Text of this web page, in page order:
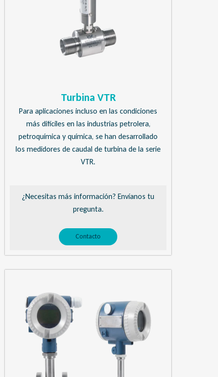
Turbina VTR
Para aplicaciones incluso en las condiciones
más difíciles en las industrias petrolera,
petroquímica y química, se han desarrollado
los medidores de caudal de turbina de la serie
VTR.
¿Necesitas más información? Envíanos tu
pregunta.
Contacto